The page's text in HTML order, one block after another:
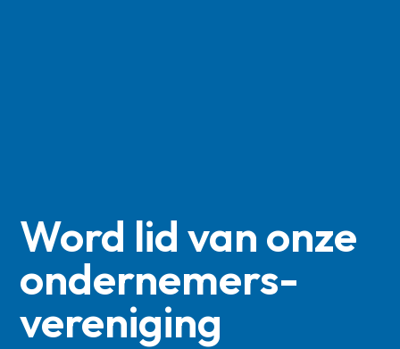
Word lid van onze
ondernemers­
vereniging